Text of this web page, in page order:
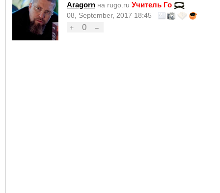
Aragorn на rugo.ru Учитель Го
08, September, 2017 18:45
+
0 –